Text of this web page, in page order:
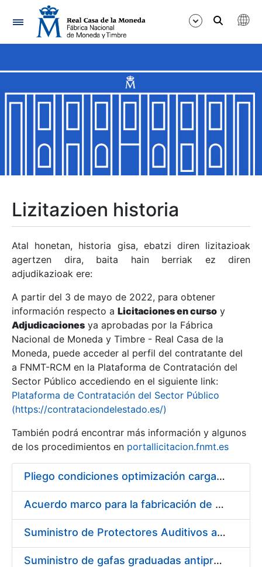
Nabigazioa
Erakutsi/Ezkutatu
Erakutsi/Ezkutatu
Erakutsi/Ezkutatu
Erakutsi/Ezkutatu
Erakutsi/Ezkutatu
Erakutsi/Ezkutatu
Erakutsi/Ezkutatu
Erakutsi/Ezkutatu
Lizitazioen historia
Atal honetan, historia gisa, ebatzi diren lizitazioak
agertzen dira, baita hain berriak ez diren
adjudikazioak ere:
A partir del 3 de mayo de 2022, para obtener
información respecto a Licitaciones en curso y
Adjudicaciones ya aprobadas por la Fábrica
Nacional de Moneda y Timbre - Real Casa de la
Moneda, puede acceder al perfil del contratante del
a FNMT-RCM en la Plataforma de Contratación del
Sector Público accediendo en el siguiente link:
Plataforma de Contratación del Sector Público
(https://contrataciondelestado.es/)
También podrá encontrar más información y algunos
de los procedimientos en portallicitacion.fnmt.es
Pliego condiciones optimización cargas compras firmado
Acuerdo marco para la fabricación de piezas
Suministro de Protectores Auditivos a medida para las personas trabajadoras de los Centros de Trabajo de Madrid y Burgos
Suministro de gafas graduadas antiproyecciones para los trabajadores de la FNMT-RCM en los centros de trabajo de Madrid y Burgos